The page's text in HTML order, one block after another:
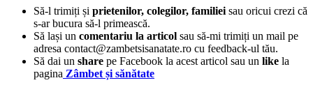
Să-l trimiți și prietenilor, colegilor, familiei sau oricui crezi că
s-ar bucura să-l primească.
Să lași un comentariu la articol sau să-mi trimiți un mail pe
adresa contact@zambetsisanatate.ro cu feedback-ul tău.
Să dai un share pe Facebook la acest articol sau un like la
pagina Zâmbet și sănătate